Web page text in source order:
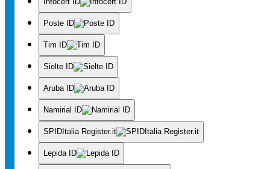
Poste ID
Tim ID
Sielte ID
Aruba ID
Namirial ID
SPIDItalia Register.it
Lepida ID